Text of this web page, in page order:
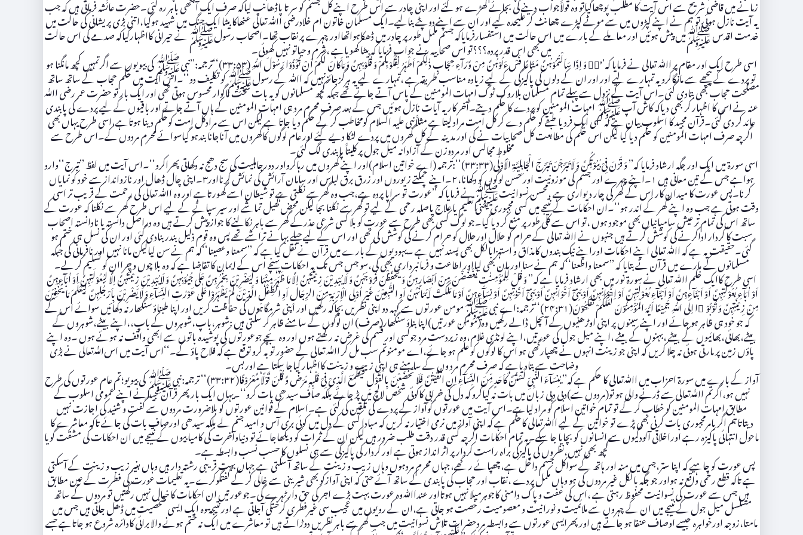
زمانے میں قاضی شریح سے اس آیت کا مطلب پوچھاگیاتو وہ قولاََجواب دینے کی بجائے کھڑے ہو گئے اور اپنی چادر سے اس طرح اپنے کل جسم کو سر تا پاڈھانپ لیاکہ صرف ایک آنکھی باہر رہ گئی۔حضرت عائشہ فرماتی ہیں کہ جب
یہ آیت نازل ہوئی تو ہم نے اپنے کپڑوں میں سے موٹے کپڑے چھانٹ کر علیحدہ کیے اور ان سے اپنے دوپٹے بنالیے۔ایک مسلمان خاتون ام خلادرضی اﷲ تعالی عنھاکابیٹا ایک جنگ میں شہید ہوگیا،اتنی بڑی پریشانی کی حالت میں
خدمت اقدس ﷺمیں پیش ہوئیں اور معاملے کے بارے میں اس حالت میں استفسارفرمایاکہ جسم مکمل طور پر چادر میں ڈھکاہواتھااور چہرے پر نقاب تھا۔اصحاب رسولﷺ نے حیرانی کااظہارکیاکہ صدمے کی اس حالت
میں بھی اس قدر پردہ؟؟؟تو اس صحابیہ نے جواب فرمایا کہ بیٹا کھویاہے ،شرم و حیاتو نہیں کھوئی۔
اسی طرح ایک اور مقام پر اﷲ تعالی نے فرمایا کہ’’ِّ وَ اِذَا سَاَلْتُمُوْہُنَّ مَتَاعًا فَسْءَلُوْہُنَّ مِنْ وَّرَآءِ حِجَابٍ ذٰلِکُمْ اَطْہَرُ لِقُلُوْبِکُمْ وَ قُلُوْبِہِنَّ وَ مَاکَانَ لَکُمْ اَنْ تُؤْذُوْا رَسُوْلَ اللّٰہِ (۳۳:۵۳)‘‘ترجمہ:’’نبیﷺ کی بیویوں سے اگرتمہیں کچھ مانگنا ہو
تو پردے کے پیچھے سے مانگاکرویہ تمہارے لیے اور اور ان کے دلوں کی پاکیزگی کے لیے زیادہ مناسب طریقہ ہے ،تمہارے لیے یہ ہرگزجائزنہیں کہ اﷲ کے رسولﷺ کو تکلیف دو‘‘۔اس آیت میں حکم حجاب کے ساتھ ساتھ
مصلحت حجاب بھی بتادی گئی۔اس آیت کے نزول سے پہلے تمام مسلمان بلاروک ٹوک امہات المومنین کے پاس آتے جاتے تھے جبکہ کچھ مسلمانوں کو یہ بات سخت ناگوار محسوس ہوتی تھی اور ایک بار تو حضرت عمر رضی اﷲ
عنہ نے اس کا اظہار کر بھی دیاکہ کاش آپﷺ امہات المومنین کو پردے کا حکم دیتے۔آخر کار یہ آیات نازل ہوئیں جس کے بعد صرف محرم مرد ہی امہات المومنین کے ہاں آتے جاتے اور باقیوں کے لیے پردے کی پابندی
عائد کر دی گئی۔قرآن مجید کا اسلوب بیان ہے کہ کسی ایک فرد یا طبقے کو حکم دے کر کل امت مراد لیتاہے مثلاََنبی علیہ السلام کومخاطب کر کے حکم دیا جاتا ہے لیکن اس سے مرادکل امت کوحکم دینا ہوتاہے،اسی طرح یہاں بھی
اگرچہ صرف امہات المومنین کو حکم دیا گیا لیکن اس حکم کی مطابعت کل صحابیات نے کی اور مدینہ کے کل گھروں میں پردے لٹکا دیے گئے اور عام لوگوں کاگھروں میں آناجانا بندہو گیاسوائے محرم مردوں کے۔اس طرح سے
مخلوط مجالس اور مردوزن کے آزادانہ میل جول پر کلیتاََ پابندی لگ گئی۔
اسی سورۃ میں ایک اور جگہ ارشاد فرمایا کہ’’ وَ قَرْنَ فِیْ بُیُوْتِکُنَّ وَ لَا تَبَرَّجْنَ تَبَرَّجَ الْجَاہِلِیَّۃِ الْاُوْلٰی(۳۳:۳۳)‘‘:ترجمہ (اے خواتین اسلام)اور اپنے گھروں میں رہاکرواور دورجاہلیت کی سج دھج نہ دکھاتی پھراکرو‘‘۔اس آیت میں لفظ ’’تبرج‘‘وارد
ہواہے جس کے تین معانی ہیں ۱۔اپنے چہرے اور جسم کی موزونیت اور حسن لوگوں کو دکھانا،۲۔اپنے چمکتے زیوروں اور زرق برق لباس اور سامان آرائش کی نمائش کرنااور۳۔اپنی چال ڈھال اور نازوانداز سے خود کو نمایاں
کرنا۔پس عورت کا میدان کار اس کے گھر کی چار دیواری ہے ،محسن نسوانیتﷺنے فرمایا کہ ’’عورت تو سراپا پردہ ہے،جب وہ گھرسے نکلتی ہے تو شیطان اسے گھورتاہے اور وہ اﷲ تعالی کی رحمت کے قریب تر اسی
وقت ہوتی ہے جب وہ اپنے گھر کے اندر ہو‘‘۔ان احکامات کے نتیجے میں کسی مجبوری یعنی تعلیم یا علاج یاصلہ رحمی کے لیے تو گھرسے نکلنا بجا لیکن محض کھیل تماشے اور سیر سپاٹے کے لیے اس طرح گھر سے نکلنا کہ عورت کے
ساتھ اس کی تمام تر عیش سامیانیاں بھی موجود ہوں ،تو اس سے کلی طور پر منع کر دیا گیا۔جو لوگ کسی بھی طرح سے عورت کو بلا کسی شرعی عذرکے گھر سے باہر نکالنے کا جواز پیش کرتے ہیں وہ دراصل دانستہ یا نادانستہ اصحاب
سبت کا کردار اداکرنے کی کوشش کرتے ہیں جنہوں نے اﷲ تعالی کے حرام کو حلال اورحلال کو حرام کرنے کی کوشش کی تھی اور اس کے لیے حیلے بہانے تراشے تھے پس وہ قوم ذلیل بندر بنادی گئی اور ان کی نسل ہی ختم ہو
گئی۔حقیقت یہ ہے کہ اﷲ تعالی اپنے احکامات اوراپنے نیک بندوں کامذاق و استہزابالکل بھی پسند نہیں ہے ۔یہودیوں کے بارے میں قرآن نے نقل کیاہے کہ ’’سمعنا وعصینا‘‘کہ ہم نے سن لیالیکن مانا نہیں اور نافرمانی کی جبکہ
مسلمانوں کے بارے میں قرآن نے بتایا کہ ’’سمعنا واطعنا‘‘کہ ہم نے سنا اور مان بھی لیااور اطاعت و فرمانبرداری بھی کی،سو جس جس تک یہ احکامات پہنچے اس کے ایمان کا تقاضا ہے کہ وہ بلا چوں و چراان کو تسلیم کر لے۔
اسی طرح کاایک حکم اﷲ تعالی نے سورۃ نور میں بھی ارشاد فرمایا ہے کہ’’ وَ قُلْ لِّلْمُؤْمِنٰتِ یَغْضُضْنَ مِنْ اَبْصَارِہِنَّ وَ یَحْفَظْنَ فُرُوْجَہُنَّ وَ لَایُبْدِیْنَ زِیْنَتَہُنَّ اِلَّا مَا ظَہَرَ مِنْہَا وَ لْیَضْرِبْنَ بِخُمُرِہِنَّ عَلٰی جُیُوْبِہِنَّ وَ لَا یُبْدِیْنَ زِیْنَتَہُنَّ اِلَّا لِبُعُوْلَتِہِنَّ اَوْ اٰبَآءِہِنَّ
اَوْ اٰبَآءِ بُعُوْلَتِہِنَّ اَوْ اَبْنَآءِہِنَّ اَوْ اَبْنَآءِ بُعُوْلَتِہِنَّ اَوْ اِخْوَانِہِنَّ اَوْ بَنِیْٓ اَخْوَانِہِنَّ اَوْ بَنِیْٓ اَخَوٰتِہِنَّ اَوْ نِسَآءِہِنَّ اَوْ مَا مَلَکَتْ اَیْمَانُہُنَّ اَوِ التّٰبِعِیْنَ غَیْرِ اُوْلِی الْاِرْبَۃِ مِنَ الرِّجَالِ اَوِ الطِّفْلِ الَّذِیْنَ لَمْ یَظْہَرُوْا عَلٰی عَوْرٰتِ النِّسَآءِ وَ لَا یَضْرِبْنَ بِاَرْجُلِہِنَّ لِیَعْلَمَ مَا یُخْفِیْنَ
مِنْ زِیْنَتِہِنَّ وَ تُوْبُوْ ٓا اِلَی اللّٰہِ جَمِیْعًا اَیُّہَ الْمُؤْمِنُوْنَ لَعَلَّکُمْ تُفْلِحُوْنَ(۲۴:۳۱)‘‘ترجمہ:اے نبیﷺمومن عورتوں سے کہہ دو اپنی نظریں بچاکہ رکھیں اور اپنی شرمگاہوں کی حفاظت کریں اور اپنا طبناؤ سنگھار نہ دکھائیں سوائے اس کے
کہ جو خود ہی ظاہر ہو جائے اور اپنے سینوں پر اپنی اوڑھنیوں کے آنچل ڈالے رکھیں وہ(مومن عورتیں)اپنا بناؤ سنگھار(صرف) ان لوگوں کے سامنے ظاہر کر سکتی ہیں :شوہر،باپ،شوہروں کے باپ،،اپنے بیٹے،شوہروں کے
بیٹے،بھائی،بھائیوں کے بیٹے ،بہنوں کے بیٹے ،اپنے میل جول کی عورتیں،اپنے لونڈی غلام،وہ زیردست مرد جوکسی اور قسم کی غرض نہ رکھتے ہوں اور وہ بچے جوعورتوں کی پوشیدہ باتوں سے ابھی واقف نہ ہوئے ہوں ۔وہ اپنے
پاؤں زمین پر مارتی ہوئی نہ چلا کریں کہ اپنی جو زینت انہوں نے چھپارکھی ہو اس کا لوگوں کو علم ہو جائے،اے مومنوتم سب مل کر اﷲ تعالی کے حضور توبہ کرو توقع ہے کہ فلاح پاؤ گے۔‘‘اس آیت میں اسﷲتعالی نے بڑی
وضاحت سے بتادیاہے کہ صرف محرم مرد وں کے سامنے ہی اپنی زیب و زینت کااظہار کیاجا سکتا ہے اوربس۔
آواز کے بارے میں سورۃ احزاب میں اﷲتعالی کا حکم ہے کہ’’ یٰنِسَآءَ النَّبِیِّ لَسْتُنَّ کَاَحَدٍ مِّنَ النِّسَآءِ اِنِ اتَّقَیْتُنَّ فَلَا تَخْضَعْنَ بِالْقَوْلِ فَیَطْمَعَ الَّذِیْ فِیْ قَلْبِہٖ مَرَضٌ وَّ قُلْنَ قَوْلًا مَّعْرُوْفًا(۳۳:۳۲)‘‘ ترجمہ:نبیﷺ کی بیویو؛تم عام عورتوں کی طرح
نہیں ہو،اگرتم اﷲتعالی سے ڈرنے والی ہو تو(مردوں سے)دبی دبی زبان میں بات نہ کیاکرو کہ دل کی خرابی کاکوئی شخص لالچ میں پڑ جائے بلکہ صاف سیدھی بات کرو‘‘۔یہاں ایک بار پھر قرآن مجید نے اپنے عمومی اسلوب کے
مطابق امہات المومنین کو خطاب کر کے تو تمام خواتین اسلام کو مراد لیاہے۔اس آیت میں عورتوں کوآواز کے پردے کی تلقین کی گئی ہے۔اسلام کے قوانین عورتوں کو بلاضرورت مردوں سے گفت و شنید کی اجازت نہیں
دیتاتاہم اگر بامرمجبوری بات کرنی بھی پڑے تو خواتین کے لیے اﷲ تعالی کاحکم ہے کہ اپنی آواز میں نرمی اختیار نہ کریں کہ مبادا کسی کے دل میں کوئی بری آس و امید جنم لے بلکہ سیدھی اورصاف بات کی جائے تاکہ معاشرے کا
ماحول انتہائی پاکیزہ رہے اوراخلاقی آلودگیوں سے انسانوں کو بچایا جا سکے۔یہ تمام احکامات اگرچہ کسی قدر دقت طلب ضرور ہیں لیکن ان کے ثمرات کو دیکھاجائے تو دنیاوآخرت کی کامیابیوں کے نتیجے میں ان احکامات کی مشقت گویا
کچھ بھی نہیں،نظروں کی پاکیزگی براہ راست کردار پر اثر انداز ہوتی ہے اور کردار کی پاکیزگی سے ہی نسلوں کا حسب نسب وابسطہ ہے۔
پس عورت کو چاہیے کہ اپنا ستر،جس میں منہ اور ہاتھ کے سواکل جسم داخل ہے،چھپائے رکھے،جہاں محرم مردہوں وہاں زیب و زینت کے ساتھ آ سکتی ہے جہاں بہت قریبی رشتہ دار ہیں وہاں بغیر زیب و زینت کے آسکتی
ہے تاکہ قطع رحمی واقع نہ ہواور جو جگہ بالکل غیر مردوں کی ہو وہاں مکمل پردے ،نقاب اور حجاب کی پابندی کے ساتھ آئے حتی کہ اپنی آوازکو بھی شیرینی سے خالی کر کے گفتگوکرے۔یہ تعلیمات عورت کی فطرت کے عین مطابق
ہیں جس سے عورت کی نسوانیت محفوظ رہتی ہے ،اس کی عفت و پاک دامنی کاجوہرمیلا نہیں ہوتااور عنداﷲوہ عورت بہت بڑے اجر کی حق دار ٹہرے گی۔جوعورتیں ان احکامات کا خیال نہیں رکھتیں تو مردوں کے ساتھ
مسلسل میل جول کے نتیجے میں ان کے چہروں سے ملائمیت و نورانیت و معصومیت رخصت ہو جاتی ہے،ان کے رویوں میں عجیب سی غیرفطری کرختگی آجاتی ہے اورنتیجۃ وہ ایک ایسی شخصیت میں ڈھل جاتی ہیں جس میں
مامتا،زوجہ اورخواہرہ جیسے اوصاف عنقا ہو جاتے ہیں اورپھرایسی عورتوں سے وابسطہ مردحضرات تلاش نسوانیت میں جب گھرسے باہر نظریں دوڑاتے ہیں تو معاشرے میں ایک نہ ختم ہونے والا برائی کادائرہ شروع ہو جاتاہے جسے